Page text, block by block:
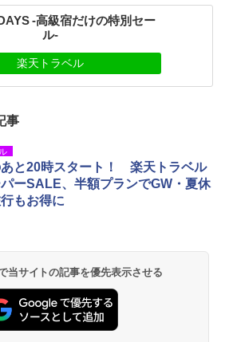
-高級宿だけの特別セー
ル-
楽天トラベル
事
あと20時スタート！ 楽天トラベル
ーSALE、半額プランでGW・夏休
もお得に
当サイトの記事を優先表示させる